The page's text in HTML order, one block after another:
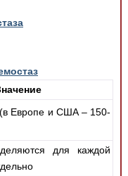
Европе и США – 150-
для каждой